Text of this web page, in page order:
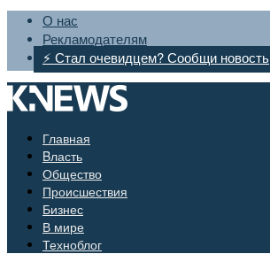
О нас
Рекламодателям
⚡ Стал очевидцем? Сообщи новость
Главная
Bласть
Общество
Происшествия
Бизнес
В мире
Техноблог